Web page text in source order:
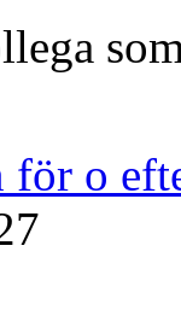
för o